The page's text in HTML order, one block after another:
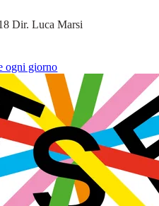
Dir. Luca Marsi
ogni giorno